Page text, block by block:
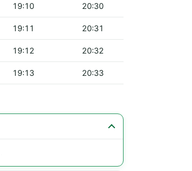
19:10 20:30
19:11 20:31
19:12 20:32
19:13 20:33